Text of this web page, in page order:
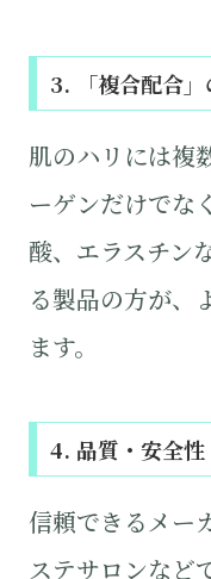
3. 「複合配合」
肌のハリには複
ーゲンだけでな
酸、エラスチン
る製品の方が、
ます。
4. 品質・安全性
信頼できるメー
ステサロンなど